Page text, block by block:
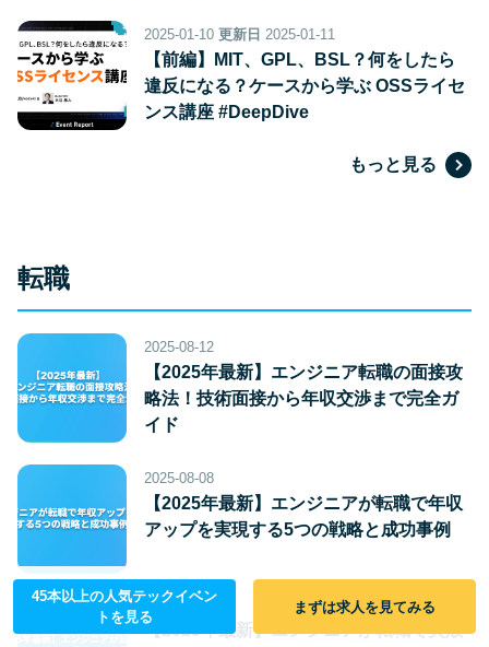
45本以上の人気テックイベン
トを見る
まずは求人を見てみる
2025-01-10 更新日 2025-01-11
【前編】MIT、GPL、BSL？何をしたら
違反になる？ケースから学ぶ OSSライセ
ンス講座 #DeepDive
もっと見る
転職
2025-08-12
【2025年最新】エンジニア転職の面接攻
略法！技術面接から年収交渉まで完全ガ
イド
2025-08-08
【2025年最新】エンジニアが転職で年収
アップを実現する5つの戦略と成功事例
2025-08-07
【2025年最新】エンジニアが転職で失敗